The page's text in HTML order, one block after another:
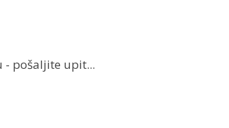
- pošaljite upit...